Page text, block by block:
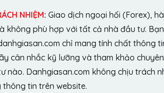
NHIỆM: Giao dịch ngoại hối (Forex),
không phù hợp với tất cả nhà đầu tư.
chỉ mang tính chất thông
cân nhắc kỹ lưỡng và tham khảo
nào. Danhgiasan.com không chịu trách
thông tin trên website.